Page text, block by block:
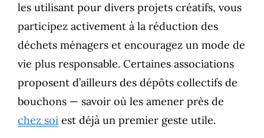
les utilisant pour divers projets créatifs, vous
participez activement à la réduction des
déchets ménagers et encouragez un mode de
vie plus responsable. Certaines associations
proposent d’ailleurs des dépôts collectifs de
bouchons — savoir où les amener près de
chez soi est déjà un premier geste utile.